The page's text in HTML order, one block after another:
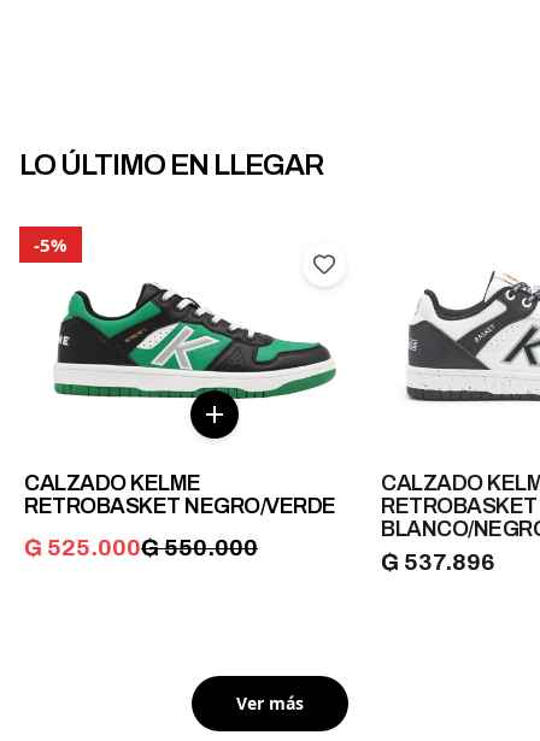
LO ÚLTIMO EN LLEGAR
-5%
CALZADO KELME
RETROBASKET NEGRO/VERDE
₲ 525.000₲550.000
CALZADO
BLANCO/
₲ 537.896
Ver más